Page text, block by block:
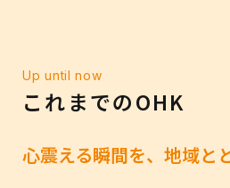
Up until now
これまでのOHK
心震える瞬間を、地域と